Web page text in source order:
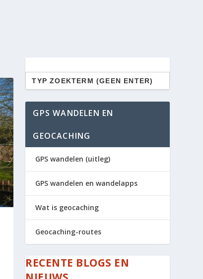
Zoek
naar:
GPS WANDELEN EN
GEOCACHING
GPS wandelen (uitleg)
GPS wandelen en wandelapps
Wat is geocaching
Geocaching-routes
RECENTE BLOGS EN